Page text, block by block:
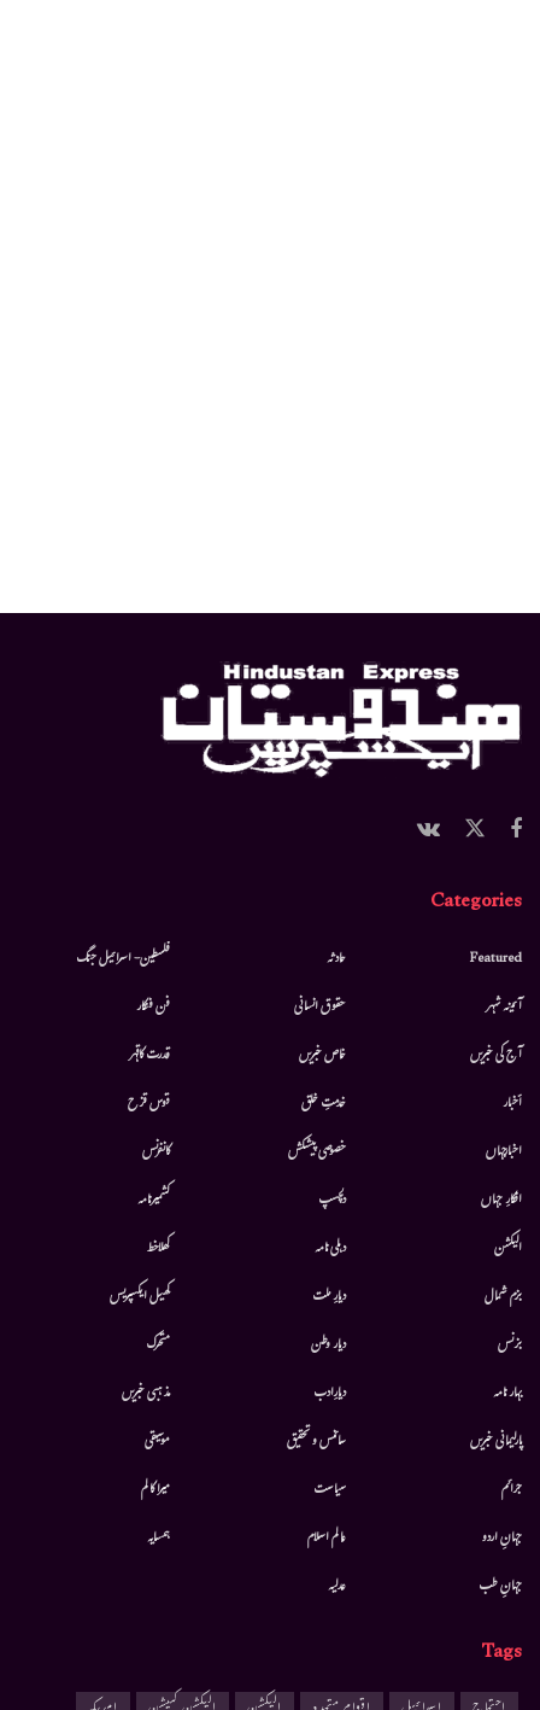
Categories
Featured
آئینہ شہر
آج کی خبریں
أخبار
اخبارجہاں
افکارِ جہاں
الیکشن
بزم شمال
بزنس
بہار نامہ
پارلیمانی خبریں
جرائم
جہانِ اردو
جہانِ طب
حادثہ
حقوق انسانی
خاص خبریں
خدمتِ خلق
خصوصی پیشکش
دلچسپ
دہلی نامہ
دیارِ ملت
دیار وطن
دیارِادب
سائنس و تحقیق
سیاست
عالم اسلام
عدلیہ
فلسطین- اسرائیل جنگ
فن فنکار
قدرت کاقہر
قوس قزح
کانفرنس
کشمیرنامہ
کھلاخط
کھیل ایکسپریس
متحرك
مذہبی خبریں
موسيقى
میرا کالم
ہمسایہ
Tags